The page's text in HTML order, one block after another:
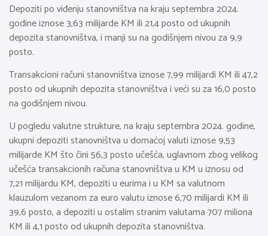
Depoziti po viđenju stanovništva na kraju septembra 2024.
godine iznose 3,63 milijarde KM ili 21,4 posto od ukupnih
depozita stanovništva, i manji su na godišnjem nivou za 9,9
posto.
Transakcioni računi stanovništva iznose 7,99 milijardi KM ili 47,2
posto od ukupnih depozita stanovništva i veći su za 16,0 posto
na godišnjem nivou.
U pogledu valutne strukture, na kraju septembra 2024. godine,
ukupni depoziti stanovništva u domaćoj valuti iznose 9,53
milijarde KM što čini 56,3 posto učešća, uglavnom zbog velikog
učešća transakcionih računa stanovništva u KM u iznosu od
7,21 milijardu KM, depoziti u eurima i u KM sa valutnom
klauzulom vezanom za euro valutu iznose 6,70 milijardi KM ili
39,6 posto, a depoziti u ostalim stranim valutama 707 miliona
KM ili 4,1 posto od ukupnih depozita stanovništva.